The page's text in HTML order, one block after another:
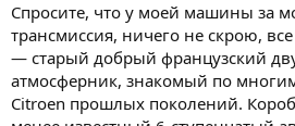
Спросите, что у моей машины за
трансмиссия, ничего не скрою,
— старый добрый французский
атмосферник, знакомый по
Citroen прошлых поколений.